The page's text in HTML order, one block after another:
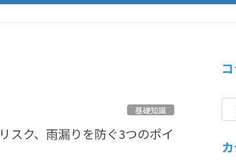
基礎知識
スク、雨漏りを防ぐ3つのポイ